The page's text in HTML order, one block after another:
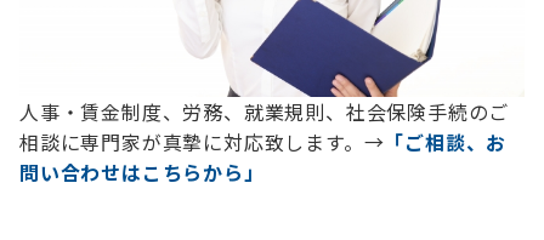
人事・賃金制度、労務、就業規則、社会保険手続のご
相談に専門家が真摯に対応致します。→ 「ご相談、お
問い合わせはこちらから」